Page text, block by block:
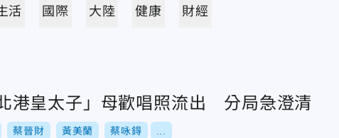
活 國際 大陸 健康 財經
港皇太子」母歡唱照流出 分局急澄清
蔡晉財 黃美蘭 蔡咏鍀